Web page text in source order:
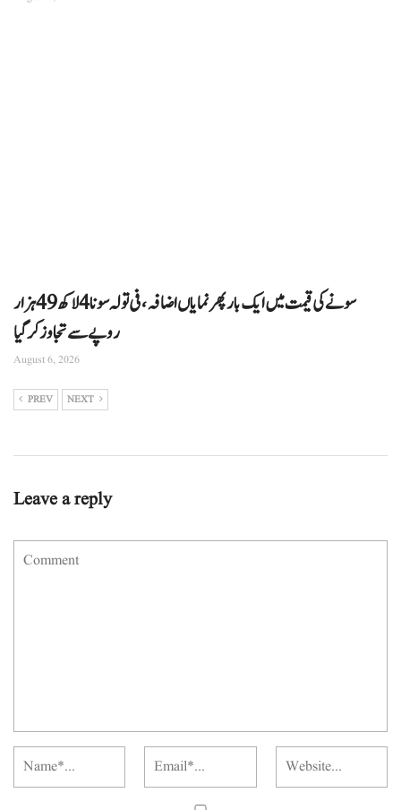
سونے کی قیمت میں ایک بار پھر نمایاں اضافہ، فی تولہ سونا 4 لاکھ 49 ہزار
روپے سے تجاوز کرگیا
August 6, 2026
PREV NEXT
Leave a reply